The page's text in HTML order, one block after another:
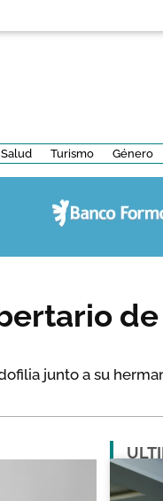
Salud Turismo Género
junto a su